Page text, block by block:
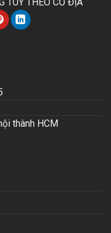
thành HCM